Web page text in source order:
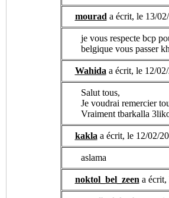
mourad a écrit, le 13/
je vous respecte bcp
belgique vous passer
Wahida a écrit, le 12/
Salut tous,
Je voudrai remercier
Vraiment tbarkalla
kakla a écrit, le 12/02/
aslama
noktol_bel_zeen a